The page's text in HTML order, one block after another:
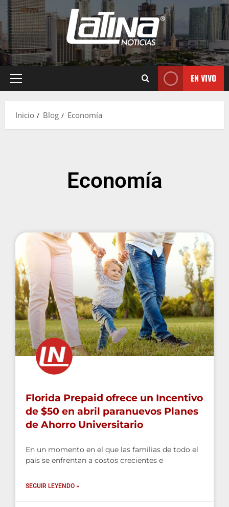
EN VIVO
Inicio Blog Economía
Economía
Florida Prepaid ofrece un Incentivo
de $50 en abril paranuevos Planes
de Ahorro Universitario
En un momento en el que las familias de todo el
país se enfrentan a costos crecientes e
SEGUIR LEYENDO »